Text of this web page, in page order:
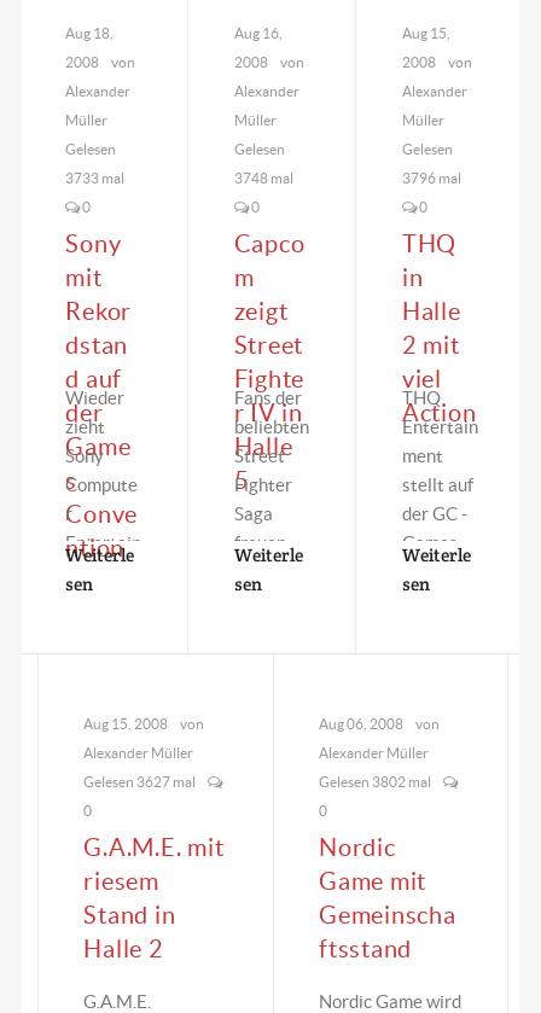
(31. Juli
bis 2.
August…
die
Leipziger
Messe
doch…
s rot im
Kalender
markiere
n. Denn…
Aug 18,
2008
von
Alexander
Müller
Gelesen
3733 mal
0
Sony
mit
Rekor
dstan
d auf
der
Game
s
Conve
ntion
Wieder
zieht
Sony
Compute
r
Entertain
Register
auf der
diesjähri
gen
Conventi
on. Auf
satten…
Weiterle
sen
Aug 16,
2008
von
Alexander
Müller
Gelesen
3748 mal
0
Capco
m
zeigt
Street
Fighte
r IV in
Halle
5
Fans der
beliebten
Street
Fighter
Saga
freuen
Weiterle
sen
Aug 15,
2008
von
Alexander
Müller
Gelesen
3796 mal
0
THQ
in
Halle
2 mit
viel
Action
THQ
Entertain
ment
stellt auf
der GC -
Games
Zu
sehen…
Weiterle
sen
Aug 15, 2008
von
Alexander Müller
Gelesen 3627 mal
0
G.A.M.E. mit
riesem
Stand in
Halle 2
G.A.M.E.
Aug 06, 2008
von
Alexander Müller
Gelesen 3802 mal
0
Nordic
Game mit
Gemeinscha
ftsstand
Nordic Game wird